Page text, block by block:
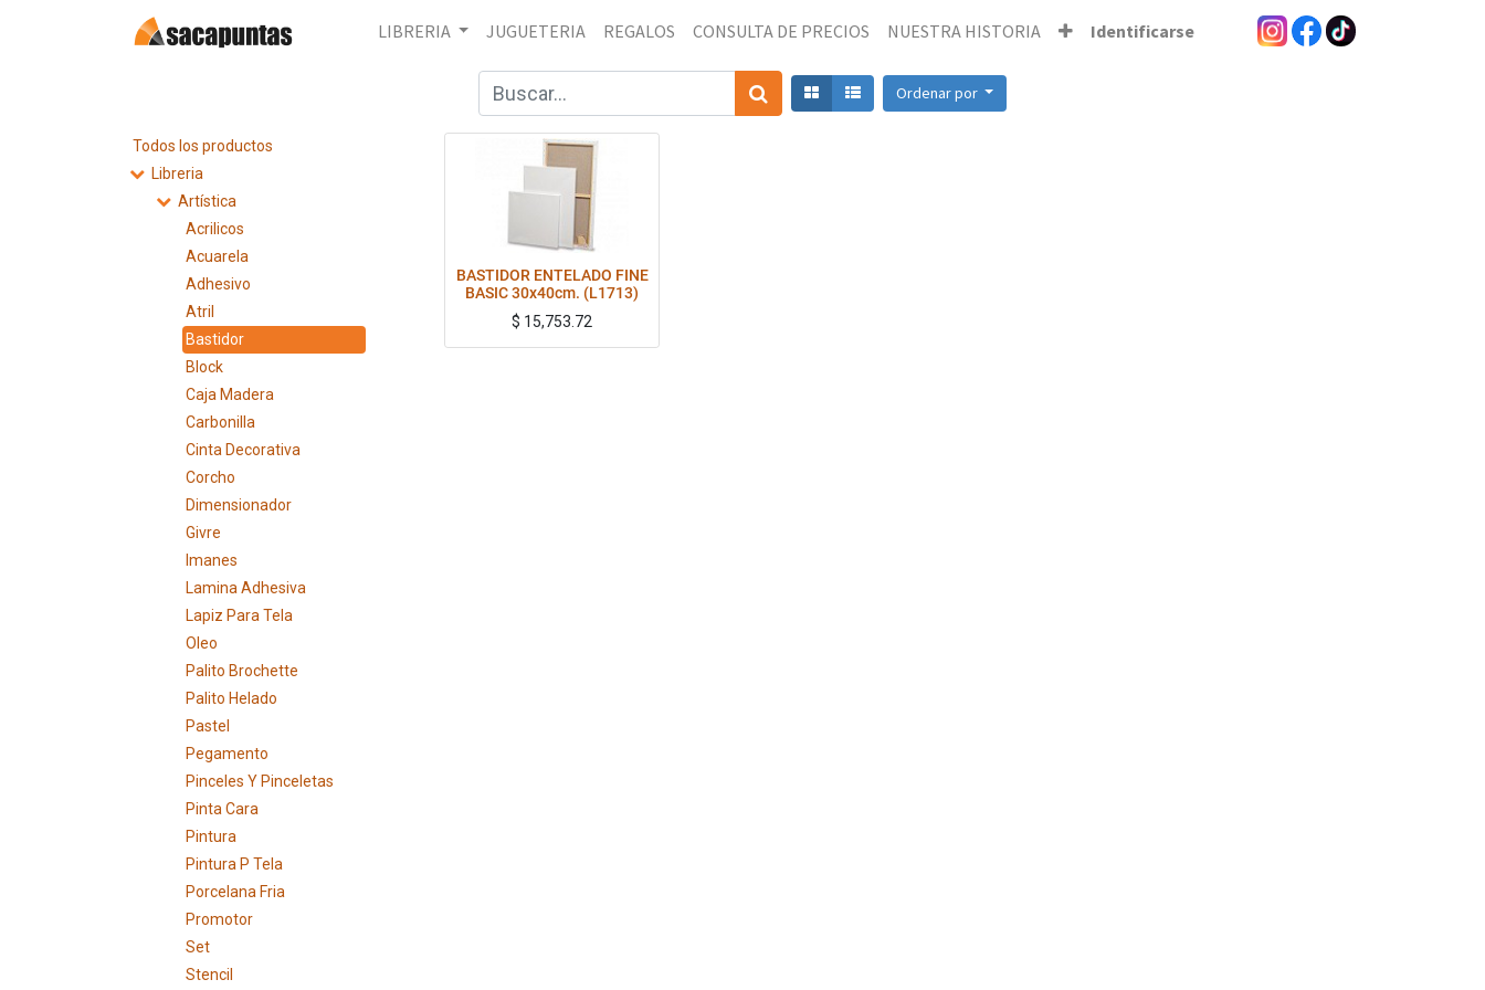
LIBRERIA JUGUETERIA REGALOS CONSULTA DE PRECIOS NUESTRA HISTORIA Identificarse
Ordenar por
Todos los productos
Libreria
Artística
Acrilicos
Acuarela
Adhesivo
Atril
Bastidor
Block
Caja Madera
Carbonilla
Cinta Decorativa
Corcho
Dimensionador
Givre
Imanes
Lamina Adhesiva
Lapiz Para Tela
Oleo
Palito Brochette
Palito Helado
Pastel
Pegamento
Pinceles Y Pinceletas
Pinta Cara
Pintura
Pintura P Tela
Porcelana Fria
Promotor
Set
Stencil
BASTIDOR ENTELADO FINE
BASIC 30x40cm. (L1713)
$ 15,753.72